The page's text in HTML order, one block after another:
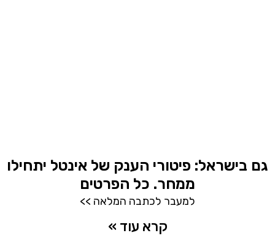
גם בישראל: פיטורי הענק של אינטל יתחילו
ממחר. כל הפרטים
למעבר לכתבה המלאה >>
קרא עוד »